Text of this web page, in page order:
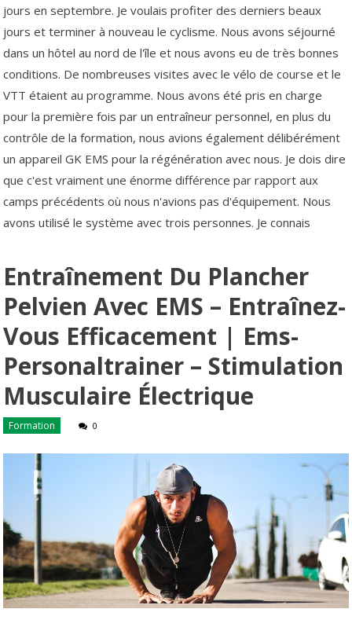
jours en septembre. Je voulais profiter des derniers beaux
jours et terminer à nouveau le cyclisme. Nous avons séjourné
dans un hôtel au nord de l'île et nous avons eu de très bonnes
conditions. De nombreuses visites avec le vélo de course et le
VTT étaient au programme. Nous avons été pris en charge
pour la première fois par un entraîneur personnel, en plus du
contrôle de la formation, nous avions également délibérément
un appareil GK EMS pour la régénération avec nous. Je dois dire
que c'est vraiment une énorme différence par rapport aux
camps précédents où nous n'avions pas d'équipement. Nous
avons utilisé le système avec trois personnes. Je connais
Entraînement Du Plancher
Pelvien Avec EMS – Entraînez-
Vous Efficacement | Ems-
Personaltrainer – Stimulation
Musculaire Électrique
Formation 0